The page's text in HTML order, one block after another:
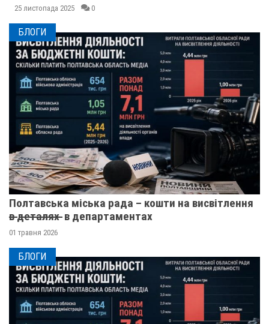
25 листопада 2025 0
БЛОГИ
Полтавська міська рада – кошти на висвітлення
в̶ ̶д̶е̶т̶а̶л̶я̶х̶ ̶ в департаментах
01 травня 2026
БЛОГИ